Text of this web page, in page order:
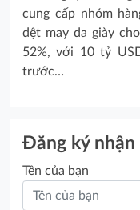
cung cấp nhóm
dệt may da giày
52%, với 10 tỷ
trước…
Đăng ký
Tên của bạn